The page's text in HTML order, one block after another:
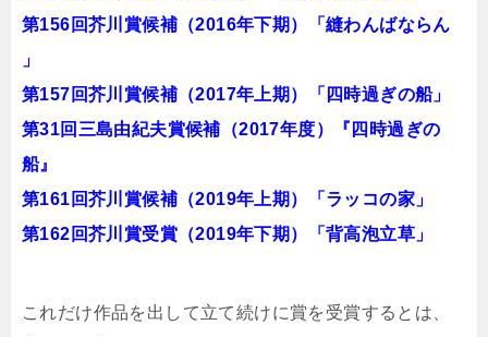
第156回芥川賞候補（2016年下期）「縫わんばならん
」
第157回芥川賞候補（2017年上期）「四時過ぎの船」
第31回三島由紀夫賞候補（2017年度）『四時過ぎの
船』
第161回芥川賞候補（2019年上期）「ラッコの家」
第162回芥川賞受賞（2019年下期）「背高泡立草」
これだけ作品を出して立て続けに賞を受賞するとは、